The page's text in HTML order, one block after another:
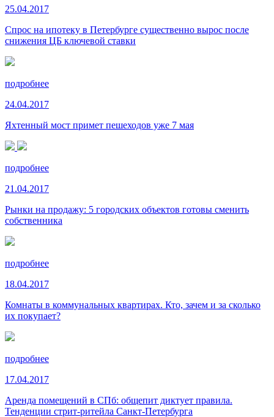
25.04.2017
Спрос на ипотеку в Петербурге существенно вырос после
снижения ЦБ ключевой ставки
подробнее
24.04.2017
Яхтенный мост примет пешеходов уже 7 мая
подробнее
21.04.2017
Рынки на продажу: 5 городских объектов готовы сменить
собственника
подробнее
18.04.2017
Комнаты в коммунальных квартирах. Кто, зачем и за сколько
их покупает?
подробнее
17.04.2017
Аренда помещений в СПб: общепит диктует правила.
Тенденции стрит-ритейла Санкт-Петербурга